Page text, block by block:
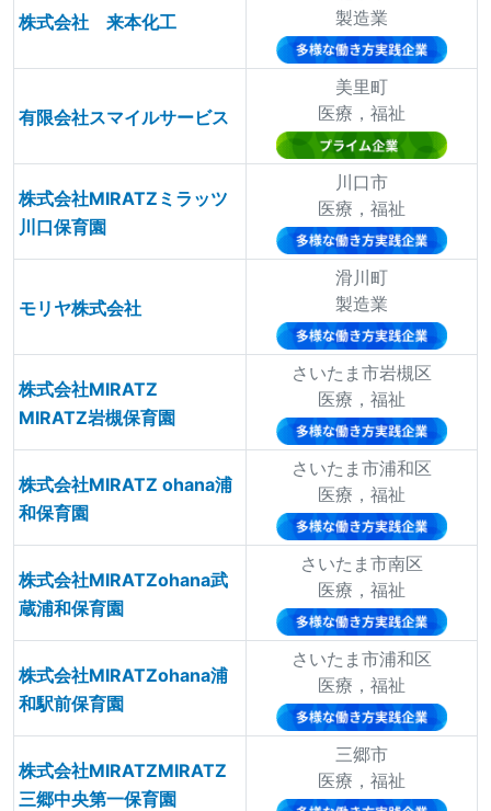
株式会社 来本化工
製造業
有限会社スマイルサービス
美里町
医療，福祉
株式会社MIRATZミラッツ
川口保育園
川口市
医療，福祉
モリヤ株式会社
滑川町
製造業
株式会社MIRATZ
MIRATZ岩槻保育園
さいたま市岩槻区
医療，福祉
株式会社MIRATZ ohana浦
和保育園
さいたま市浦和区
医療，福祉
株式会社MIRATZohana武
蔵浦和保育園
さいたま市南区
医療，福祉
株式会社MIRATZohana浦
和駅前保育園
さいたま市浦和区
医療，福祉
株式会社MIRATZMIRATZ
三郷中央第一保育園
三郷市
医療，福祉